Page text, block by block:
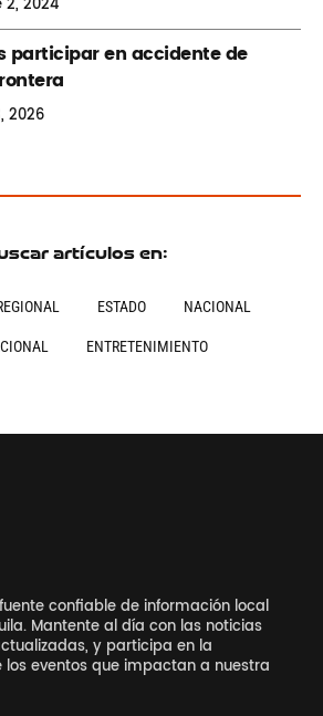
2, 2024
participar en accidente de
2026
artículos en:
ESTADO NACIONAL
ENTRETENIMIENTO
confiable de información local
Mantente al día con las noticias
y participa en la
los eventos que impactan a nuestra